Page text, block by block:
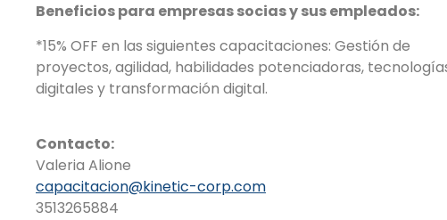
Beneficios para empresas socias y sus empleados:
*15% OFF en las siguientes capacitaciones: Gestión de
proyectos, agilidad, habilidades potenciadoras,
digitales y transformación digital.
Contacto:
Valeria Alione
capacitacion@kinetic-corp.com
3513265884